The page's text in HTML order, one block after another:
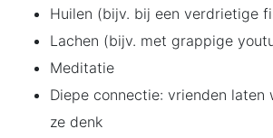
Huilen (bijv. bij een verdrietige
Lachen (bijv. met grappige
Meditatie
Diepe connectie: vrienden laten
ze denk